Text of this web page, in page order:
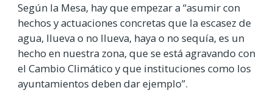
Según la Mesa, hay que empezar a “asumir con
hechos y actuaciones concretas que la escasez de
agua, llueva o no llueva, haya o no sequía, es un
hecho en nuestra zona, que se está agravando con
el Cambio Climático y que instituciones como los
ayuntamientos deben dar ejemplo”.